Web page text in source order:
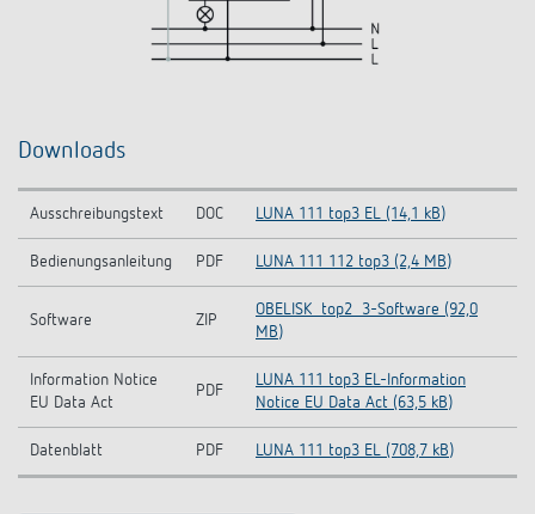
Downloads
Ausschreibungstext DOC LUNA 111 top3 EL (14,1 kB)
Bedienungsanleitung PDF LUNA 111 112 top3 (2,4 MB)
Software ZIP
OBELISK_top2_3-Software (92,0
MB)
Information Notice
EU Data Act
PDF
LUNA 111 top3 EL-Information
Notice EU Data Act (63,5 kB)
Datenblatt PDF LUNA 111 top3 EL (708,7 kB)